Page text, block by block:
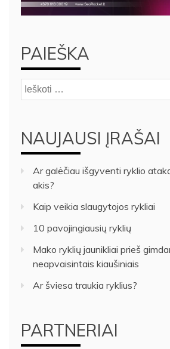
PAIEŠKA
Ieškoti:
NAUJAUSI ĮRAŠAI
Ar galėčiau išgyventi ryklio
akis?
Kaip veikia slaugytojos rykliai
10 pavojingiausių ryklių
Mako ryklių jaunikliai prieš
neapvaisintais kiaušiniais
Ar šviesa traukia ryklius?
PARTNERIAI